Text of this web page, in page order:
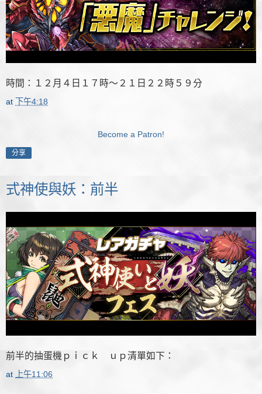
時間：１２月４日１７時～２１日２２時５９分
at 下午4:18
Become a Patron!
分享
式神使與妖：前半
前半的抽蛋機ｐｉｃｋ ｕｐ清單如下：
at 上午11:06